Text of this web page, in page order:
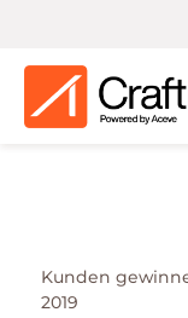
Kunden
2019